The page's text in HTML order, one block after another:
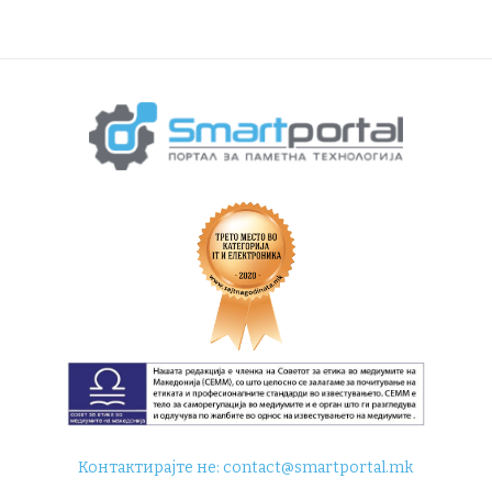
Контактирајте не:contact@smartportal.mk